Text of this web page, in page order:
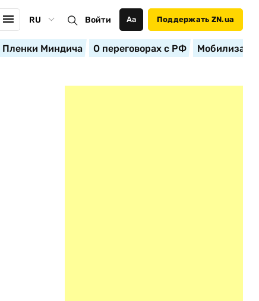
RU Войти Аа Поддержать ZN.ua
Пленки Миндича О переговорах с РФ